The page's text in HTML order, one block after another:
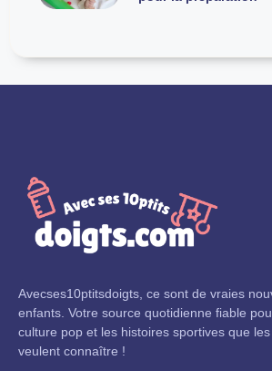
Avecses10ptitsdoigts, ce sont de vraies
enfants. Votre source quotidienne fiable
culture pop et les histoires sportives que
veulent connaître !